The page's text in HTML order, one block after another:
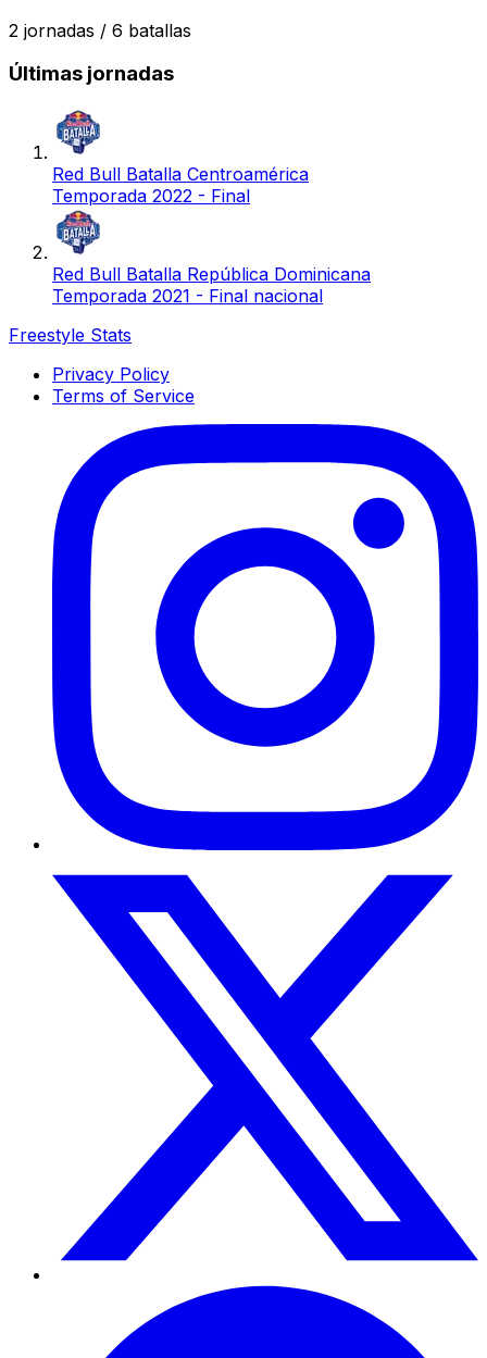
2 jornadas / 6 batallas
Últimas jornadas
Red Bull Batalla Centroamérica
Temporada 2022 - Final
Red Bull Batalla República Dominicana
Temporada 2021 - Final nacional
Freestyle Stats
Privacy Policy
Terms of Service